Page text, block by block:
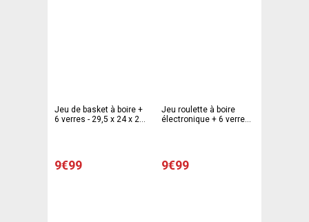
Jeu de basket à boire +
6 verres - 29,5 x 24 x 22
9€99
Jeu roulette à boire
électronique + 6 verres -
9€99